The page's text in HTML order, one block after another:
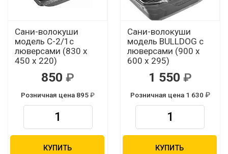
Сани-волокуши
модель С-2/1с
люверсами (830 x
450 x 220)
850
Розничная цена 895
КУПИТЬ
Сани-волокуши
модель BULLDOG с
люверсами (900 х
600 х 295)
1 550
Розничная цена 1 630
КУПИТЬ